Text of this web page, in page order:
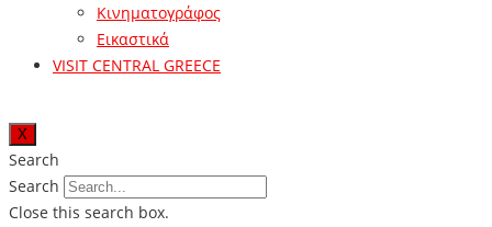
Κινηματογράφος
Εικαστικά
VISIT CENTRAL GREECE
X
Search
Search
Close this search box.